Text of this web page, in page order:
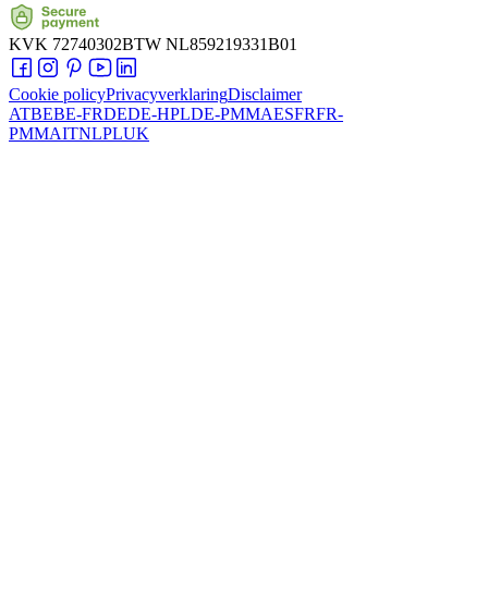
KVK 72740302BTW NL859219331B01
Cookie policyPrivacyverklaringDisclaimer
ATBEBE-FRDEDE-HPLDE-PMMAESFRFR-
PMMAITNLPLUK